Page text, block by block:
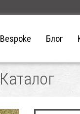
Bespoke Блог
Каталог